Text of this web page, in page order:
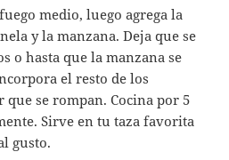
medio, luego agrega la
y la manzana. Deja que se
o hasta que la manzana se
el resto de los
se rompan. Cocina por 5
Sirve en tu taza favorita
gusto.